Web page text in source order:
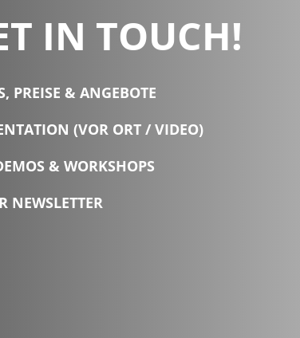
IN TOUCH!
PREISE & ANGEBOTE
(VOR ORT / VIDEO)
& WORKSHOPS
NEWSLETTER